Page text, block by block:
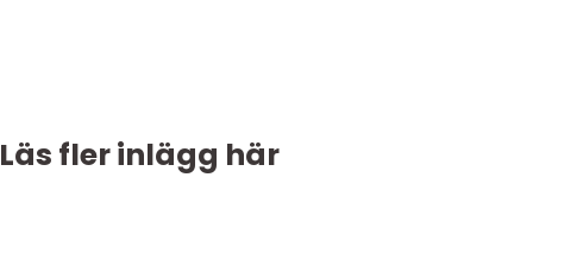
Läs fler inlägg här